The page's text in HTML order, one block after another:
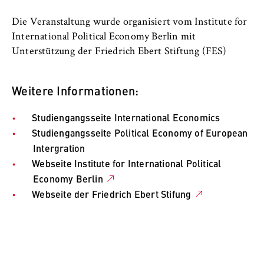
Die Veranstaltung wurde organisiert vom Institute for
International Political Economy Berlin mit
Unterstützung der Friedrich Ebert Stiftung (FES)
Weitere Informationen:
Studiengangsseite International Economics
Studiengangsseite Political Economy of European
Intergration
Webseite Institute for International Political
Economy Berlin
Webseite der Friedrich Ebert Stifung
häufigsten besucht werden.
Cookie Laufzeit:
bis zu 13 Monate